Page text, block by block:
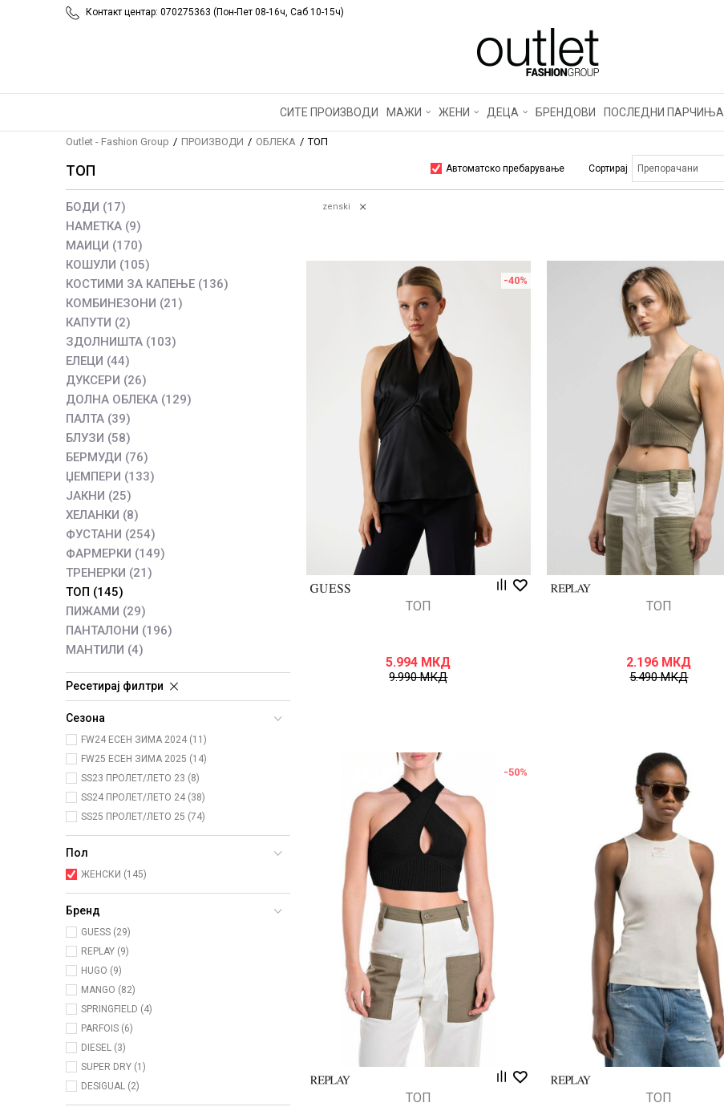
Контакт центар: 070275363 (Пон-Пет 08-16ч, Саб 10-15ч)
СИТЕ ПРОИЗВОДИ МАЖИ ЖЕНИ ДЕЦА БРЕНДОВИ ПОСЛЕДНИ ПАРЧИЊА
Outlet - Fashion Group ПРОИЗВОДИ ОБЛЕКА ТОП
ТОП Автоматско пребарување Сортирај
БОДИ (17)
НАМЕТКА (9)
МАИЦИ (170)
КОШУЛИ (105)
КОСТИМИ ЗА КАПЕЊЕ (136)
КОМБИНЕЗОНИ (21)
КАПУТИ (2)
ЗДОЛНИШТА (103)
ЕЛЕЦИ (44)
ДУКСЕРИ (26)
ДОЛНА ОБЛЕКА (129)
ПАЛТА (39)
БЛУЗИ (58)
БЕРМУДИ (76)
ЏЕМПЕРИ (133)
ЈАКНИ (25)
ХЕЛАНКИ (8)
ФУСТАНИ (254)
ФАРМЕРКИ (149)
ТРЕНЕРКИ (21)
ТОП (145)
ПИЖАМИ (29)
ПАНТАЛОНИ (196)
МАНТИЛИ (4)
Ресетирај филтри
Сезона
FW24 ЕСЕН ЗИМА 2024 (11)
FW25 ЕСЕН ЗИМА 2025 (14)
SS23 ПРОЛЕТ/ЛЕТО 23 (8)
SS24 ПРОЛЕТ/ЛЕТО 24 (38)
SS25 ПРОЛЕТ/ЛЕТО 25 (74)
Пол
ЖЕНСКИ (145)
Бренд
GUESS (29)
REPLAY (9)
HUGO (9)
MANGO (82)
SPRINGFIELD (4)
PARFOIS (6)
DIESEL (3)
SUPER DRY (1)
DESIGUAL (2)
zenski
Uporedi
-40%
ТОП
5.994 МКД
9.990МКД
Uporedi
ТОП
2.196 МКД
5.490МКД
Uporedi
-50%
ТОП
Uporedi
ТОП